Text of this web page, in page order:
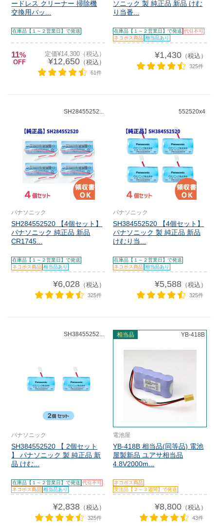
ードレス クリーナー 掃除機
交換用バッ...
在庫品【１～２営業日】で発送
11%
OFF
定価¥14,300（税込）
¥12,650（税込）
61件
ソニック 製 純正品 新品 けむ
り当番...
在庫品【１～２営業日】で発送 代引不可
ネコポス商品 相当品あり
¥1,430（税込）
325件
SH28455252...
パナソニック
SH284552520 【4個セット】
パナソニック 純正品 新品
CR1745...
在庫品【１～２営業日】で発送
ネコポス商品 相当品あり
¥6,028（税込）
325件
552520x4
パナソニック
SH384552520 【4個セット】
パナソニック 製 純正品 新品
けむり当...
在庫品【１～２営業日】で発送
ネコポス商品 相当品あり
¥5,588（税込）
325件
SH38455252...
パナソニック
SH384552520 【 2個セット
】 パナソニック 製 純正品 新
品 けむ...
在庫品【１～２営業日】で発送 代引不可
ネコポス商品 相当品あり
¥2,838（税込）
325件
相当品 YB-418B
電池屋
YB-418B 相当品(同等品) 電池
屋製新品 ユアサ相当品
4.8V2000m...
ネコポス商品
受注品【２～３週間】で発送
¥8,800（税込）
43件